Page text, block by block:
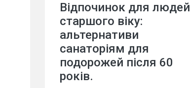
Відпочинок для людей
старшого віку:
альтернативи
санаторіям для
подорожей після 60
років.